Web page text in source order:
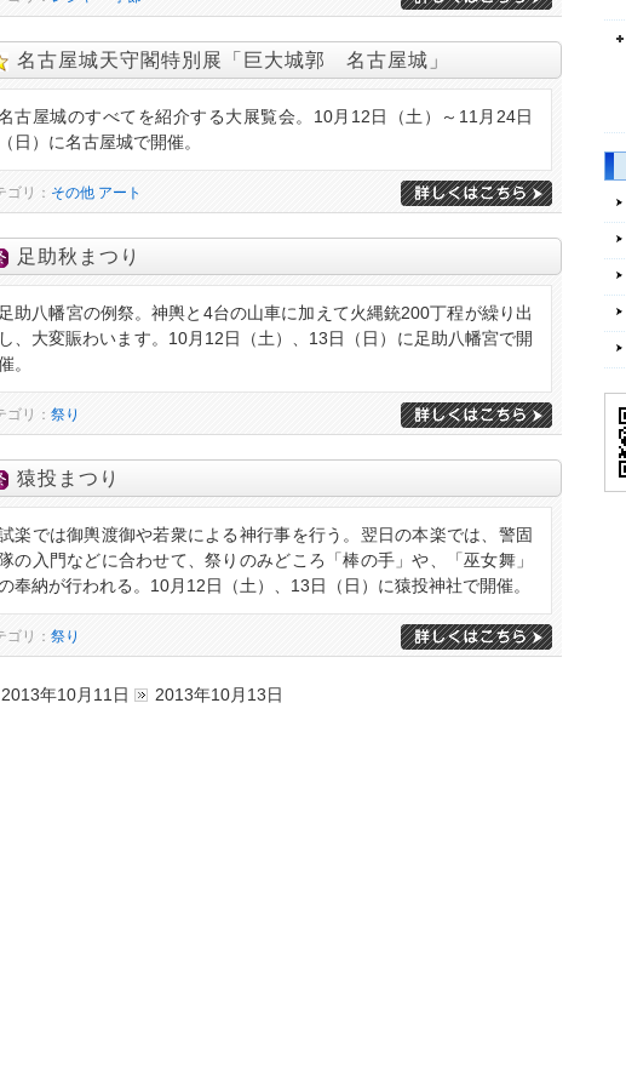
名古屋城天守閣特別展「巨大城郭 名古屋城」
古屋城のすべてを紹介する大展覧会。10月12日（土）～11月24日
日）に名古屋城で開催。
ゴリ： その他 アート
足助秋まつり
助八幡宮の例祭。神輿と4台の山車に加えて火縄銃200丁程が繰り出
、大変賑わいます。10月12日（土）、13日（日）に足助八幡宮で開
。
ゴリ： 祭り
猿投まつり
楽では御輿渡御や若衆による神行事を行う。翌日の本楽では、警固
の入門などに合わせて、祭りのみどころ「棒の手」や、「巫女舞」
奉納が行われる。10月12日（土）、13日（日）に猿投神社で開催。
ゴリ： 祭り
2013年10月11日 2013年10月13日